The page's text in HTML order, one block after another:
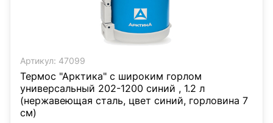
Артикул: 47099
Термос "Арктика" с широким горлом
универсальный 202-1200 синий , 1.2 л
(нержавеющая сталь, цвет синий, горловина 7
см)